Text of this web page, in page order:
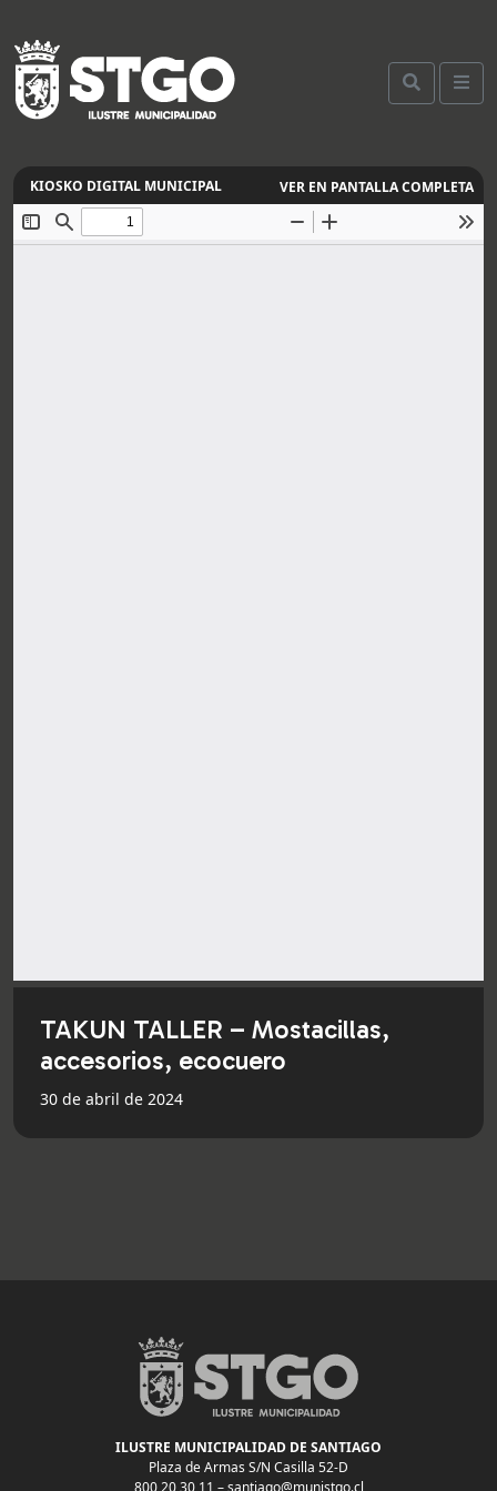
VER EN PANTALLA COMPLETA
TAKUN TALLER – Mostacillas,
accesorios, ecocuero
30 de abril de 2024
ILUSTRE MUNICIPALIDAD DE SANTIAGO
Plaza de Armas S/N Casilla 52-D
800 20 30 11 –santiago@munistgo.cl